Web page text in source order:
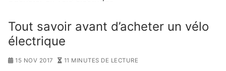
Tout savoir avant d’acheter un vélo
électrique
15 NOV 2017 11 MINUTES DE LECTURE